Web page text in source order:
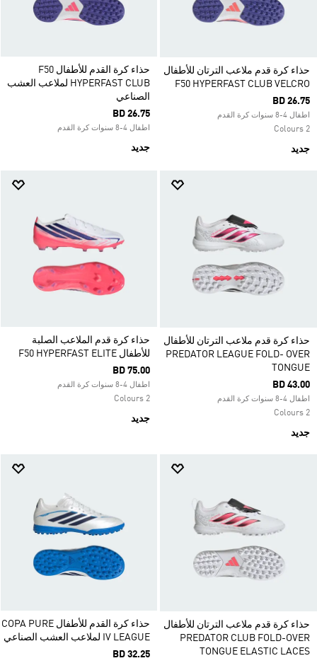
حذاء كرة قدم ملاعب الترتان للأطفال
F50 HYPERFAST CLUB VELCRO
BD 26.75
اطفال 4-8 سنوات كرة القدم
2 Colours
جديد
حذاء كرة القدم للأطفال F50
HYPERFAST CLUB لملاعب العشب
الصناعي
BD 26.75
اطفال 4-8 سنوات كرة القدم
جديد
حذاء كرة قدم ملاعب الترتان للأطفال
PREDATOR LEAGUE FOLD- OVER
TONGUE
BD 43.00
اطفال 4-8 سنوات كرة القدم
2 Colours
جديد
حذاء كرة قدم الملاعب الصلبة
للأطفال F50 HYPERFAST ELITE
BD 75.00
اطفال 4-8 سنوات كرة القدم
2 Colours
جديد
حذاء كرة قدم ملاعب الترتان للأطفال
PREDATOR CLUB FOLD-OVER
TONGUE ELASTIC LACES
حذاء كرة القدم للأطفال COPA PURE
IV LEAGUE لملاعب العشب الصناعي
BD 32.25